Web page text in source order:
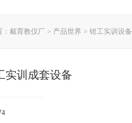
戴育教仪厂 > 产品世界 > 钳工实训设备
实训成套设备